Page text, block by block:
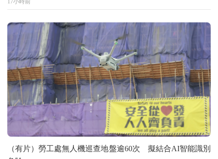
17小時前
（有片）勞工處無人機巡查地盤逾60次 擬結合AI智能識別